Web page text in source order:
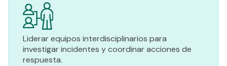
Liderar equipos interdisciplinarios para
investigar incidentes y coordinar acciones de
respuesta.